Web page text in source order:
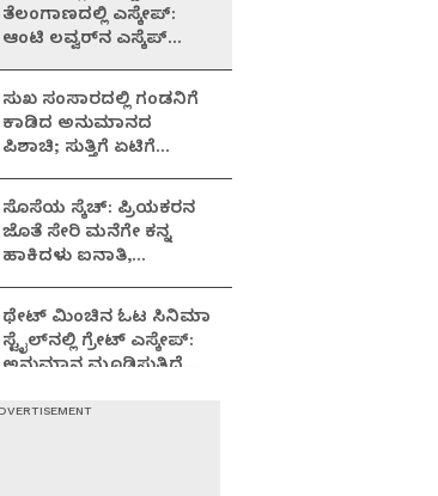
ತೆಲಂಗಾಣದಲ್ಲಿ ಎಸ್ಕೇಪ್:
ಆಂಟಿ ಲವ್ವರ್‌ನ ಎಸ್ಕೆಪ್
ಸುಖ ಸಂಸಾರದಲ್ಲಿ ಗಂಡನಿಗೆ
ಕಾಡಿದ ಅನುಮಾನದ
ಪಿಶಾಚಿ; ಸುತ್ತಿಗೆ ಏಟಿಗೆ
ಸೊಸೆಯ ಸ್ಕೆಚ್: ಪ್ರಿಯಕರನ
ಜೊತೆ ಸೇರಿ ಮನೆಗೇ ಕನ್ನ
ಹಾಕಿದಳು ಐನಾತಿ,
ಥೇಟ್​​ ಮಿಂಚಿನ ಓಟ ಸಿನಿಮಾ
ಸ್ಟೈಲ್​ನಲ್ಲಿ ಗ್ರೇಟ್​​ ಎಸ್ಕೇಪ್:
ಅನುಮಾನ ಮೂಡಿಸುತ್ತಿದೆ